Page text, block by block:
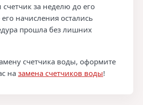
за неделю до его
начисления остались
прошла без лишних
счетчика воды, оформите
на замена счетчиков воды!